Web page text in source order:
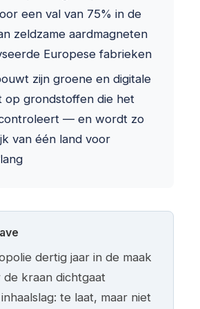
een val van 75% in de
zeldzame aardmagneten
Europese fabrieken
zijn groene en digitale
op grondstoffen die het
— en wordt zo
van één land voor
dertig jaar in de maak
de kraan dichtgaat
inhaalslag: te laat, maar niet